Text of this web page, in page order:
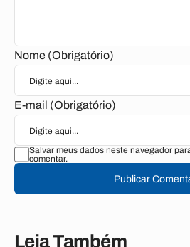
Nome (Obrigatório)
E-mail (Obrigatório)
Salvar meus dados neste navegador
comentar.
Publicar
Leia Também